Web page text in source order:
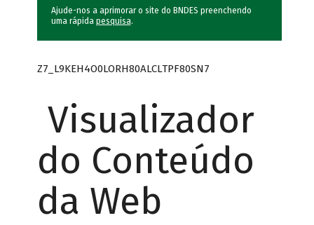
Ajude-nos a aprimorar o site do BNDES preenchendo
uma rápida pesquisa.
Z7_L9KEH4O0LORH80ALCLTPF80SN7
Visualizador
do Conteúdo
da Web